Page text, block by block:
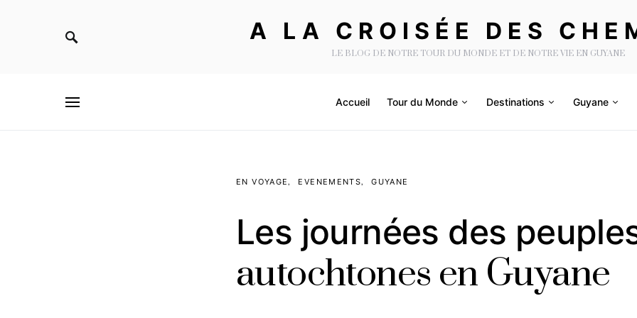
A LA CROISÉE DES
LE BLOG DE NOTRE TOUR DU MONDE ET DE NOTRE VIE EN GUYANE
Accueil Tour du Monde Destinations Guyane
EN VOYAGE EVENEMENTS GUYANE
Les journées des
autochtones en Guyane